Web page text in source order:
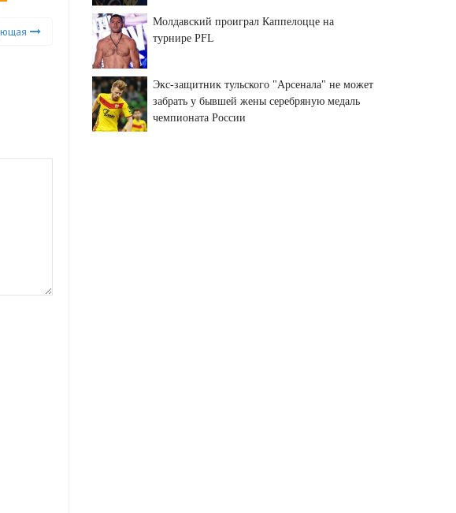
Молдавский проиграл Каппелоцце на
турнире PFL
Экс-защитник тульского "Арсенала" не может
забрать у бывшей жены серебряную медаль
чемпионата России